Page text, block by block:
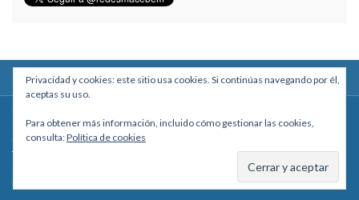
Calle Macario Pinilla # 2588 esq. Av. Arce, Edificio Arcadia, Mezzanine, Of. 101
- La Paz, Bolivia
Teléfono: +591 2431818 - Celular: +591 73027636
Privacidad y cookies: este sitio usa cookies. Si continúas navegando por él,
aceptas su uso.
Para obtener más información, incluido cómo gestionar las cookies,
consulta:Política de cookies